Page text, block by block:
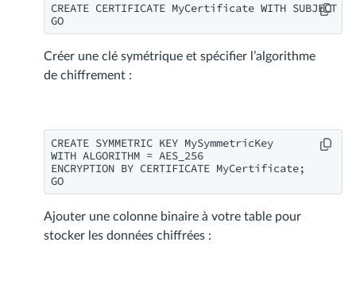
CREATE CERTIFICATE MyCertificate WITH
GO
Créer une clé symétrique et spécifier l’algorithme
de chiffrement :
CREATE SYMMETRIC KEY MySymmetricKey
WITH ALGORITHM = AES_256
ENCRYPTION BY CERTIFICATE MyCertificate;
GO
Ajouter une colonne binaire à votre table pour
stocker les données chiffrées :